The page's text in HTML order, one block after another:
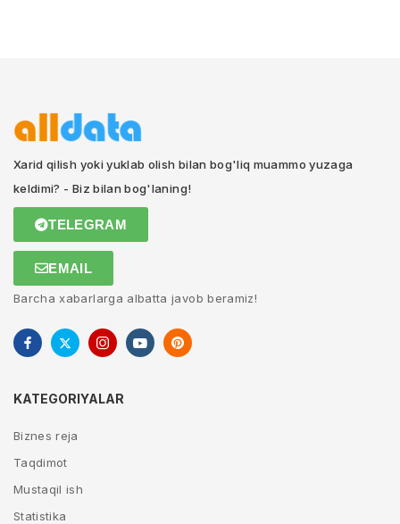
Xarid qilish yoki yuklab olish bilan bog'liq muammo yuzaga
keldimi? - Biz bilan bog'laning!
TELEGRAM
EMAIL
Barcha xabarlarga albatta javob beramiz!
KATEGORIYALAR
Biznes reja
Taqdimot
Mustaqil ish
Statistika